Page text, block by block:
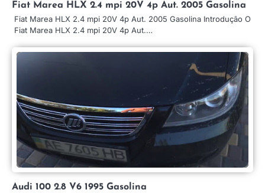
Fiat Marea HLX 2.4 mpi 20V 4p Aut. 2005 Gasolina
Fiat Marea HLX 2.4 mpi 20V 4p Aut. 2005 Gasolina Introdução O
Fiat Marea HLX 2.4 mpi 20V 4p Aut.…
Audi 100 2.8 V6 1995 Gasolina